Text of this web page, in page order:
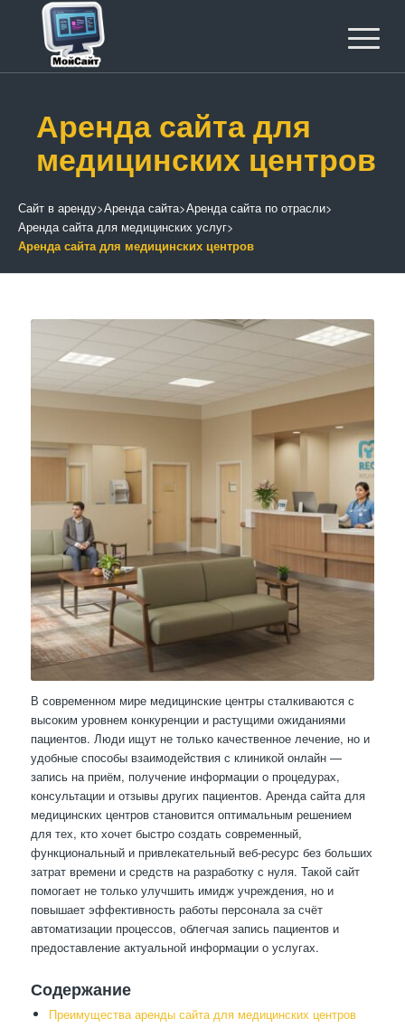
Аренда сайта для
медицинских центров
Сайт в аренду>Аренда сайта>Аренда сайта по отрасли>
Аренда сайта для медицинских услуг>
Аренда сайта для медицинских центров
В современном мире медицинские центры сталкиваются с
высоким уровнем конкуренции и растущими ожиданиями
пациентов. Люди ищут не только качественное лечение, но и
удобные способы взаимодействия с клиникой онлайн —
запись на приём, получение информации о процедурах,
консультации и отзывы других пациентов. Аренда сайта для
медицинских центров становится оптимальным решением
для тех, кто хочет быстро создать современный,
функциональный и привлекательный веб-ресурс без больших
затрат времени и средств на разработку с нуля. Такой сайт
помогает не только улучшить имидж учреждения, но и
повышает эффективность работы персонала за счёт
автоматизации процессов, облегчая запись пациентов и
предоставление актуальной информации о услугах.
Содержание
Преимущества аренды сайта для медицинских центров